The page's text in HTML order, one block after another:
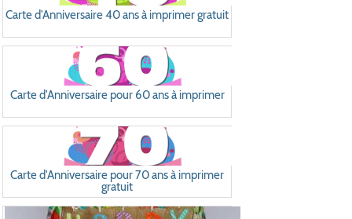
Carte d'Anniversaire 40 ans à imprimer gratuit
Carte d'Anniversaire pour 60 ans à imprimer
Carte d'Anniversaire pour 70 ans à imprimer
gratuit